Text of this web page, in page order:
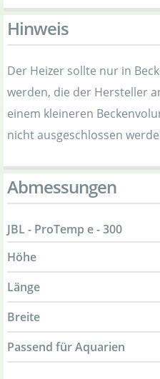
Hinweis
Der Heizer sollte nur in
werden, die der Hersteller
einem kleineren
nicht ausgeschlossen
Abmessungen
JBL - ProTemp e - 300
Höhe
Länge
Breite
Passend für Aquarien